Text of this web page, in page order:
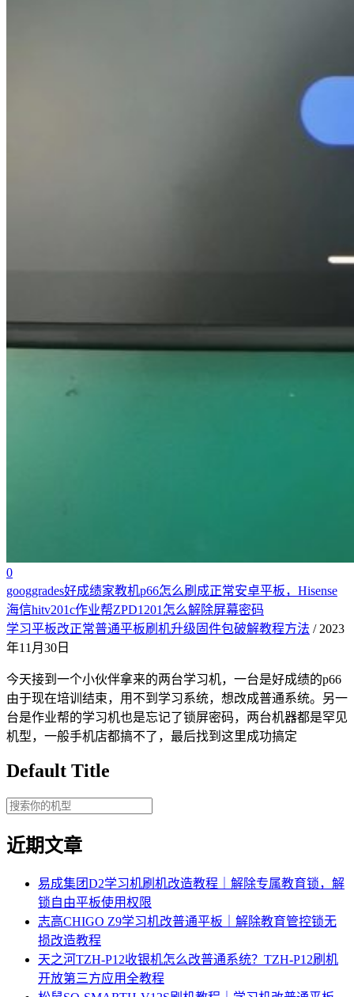
0
googgrades好成绩家教机p66怎么刷成正常安卓平板，Hisense
海信hitv201c作业帮ZPD1201怎么解除屏幕密码
学习平板改正常普通平板刷机升级固件包破解教程方法 / 2023
年11月30日
今天接到一个小伙伴拿来的两台学习机，一台是好成绩的p66
由于现在培训结束，用不到学习系统，想改成普通系统。另一
台是作业帮的学习机也是忘记了锁屏密码，两台机器都是罕见
机型，一般手机店都搞不了，最后找到这里成功搞定
Default Title
近期文章
易成集团D2学习机刷机改造教程｜解除专属教育锁，解
锁自由平板使用权限
志高CHIGO Z9学习机改普通平板｜解除教育管控锁无
损改造教程
天之河TZH-P12收银机怎么改普通系统？TZH-P12刷机
开放第三方应用全教程